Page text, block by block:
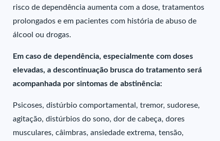
risco de dependência aumenta com a dose, tratamentos
prolongados e em pacientes com história de abuso de
álcool ou drogas.
Em caso de dependência, especialmente com doses
elevadas, a descontinuação brusca do tratamento será
acompanhada por sintomas de abstinência:
Psicoses, distúrbio comportamental, tremor, sudorese,
agitação, distúrbios do sono, dor de cabeça, dores
musculares, câimbras, ansiedade extrema, tensão,